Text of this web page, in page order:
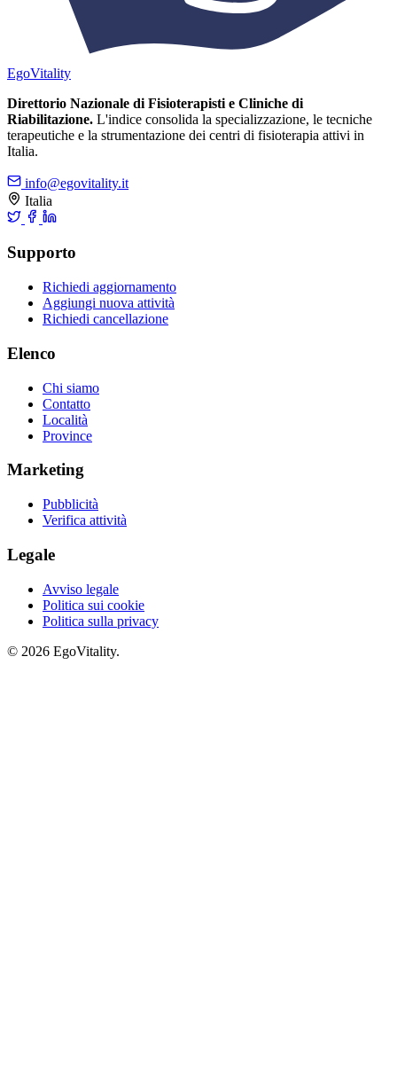
EgoVitality
Direttorio Nazionale di Fisioterapisti e Cliniche di
Riabilitazione. L'indice consolida la specializzazione, le tecniche
terapeutiche e la strumentazione dei centri di fisioterapia attivi in
Italia.
info@egovitality.it
Italia
Supporto
Richiedi aggiornamento
Aggiungi nuova attività
Richiedi cancellazione
Elenco
Chi siamo
Contatto
Località
Province
Marketing
Pubblicità
Verifica attività
Legale
Avviso legale
Politica sui cookie
Politica sulla privacy
© 2026 EgoVitality.